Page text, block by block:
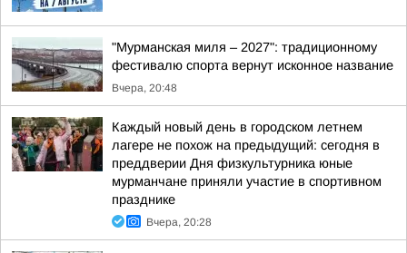
"Мурманская миля – 2027": традиционному
фестивалю спорта вернут исконное название
Вчера, 20:48
Каждый новый день в городском летнем
лагере не похож на предыдущий: сегодня в
преддверии Дня физкультурника юные
мурманчане приняли участие в спортивном
празднике
Вчера, 20:28